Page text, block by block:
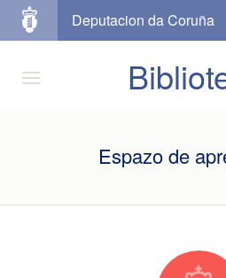
Deputacion da Coruña
Espazo de